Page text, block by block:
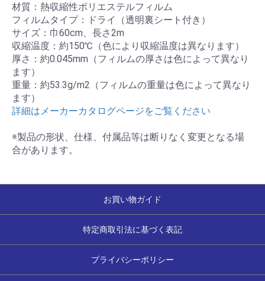
材質：熱収縮性ポリエステルフィルム
フィルムタイプ：ドライ（透明裏シート付き）
サイズ：巾60cm、長さ2m
収縮温度：約150℃（色により収縮温度は異なります）
厚さ：約0.045mm（フィルムの厚さは色によって異なり
ます）
重量：約53.3g/m2（フィルムの重量は色によって異なり
ます）
詳細はメーカーカタログページをご覧ください
※製品の形状、仕様、付属品等は断りなく変更となる場
合があります。
お買い物ガイド
特定商取引法に基づく表記
プライバシーポリシー